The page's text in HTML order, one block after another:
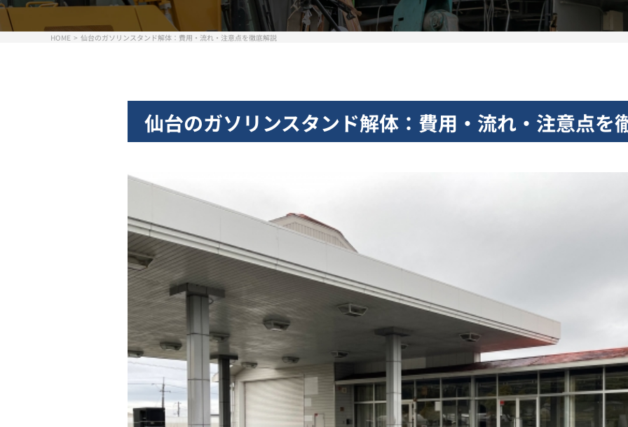
HOME 仙台のガソリンスタンド解体：費用・流れ・注意点を徹底解説
仙台のガソリンスタンド解体：費用・流れ・注意点を